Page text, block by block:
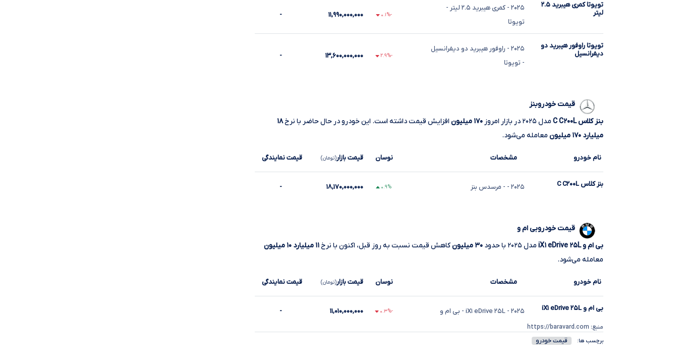
تویوتا کمری هیبرید ۲.۵
لیتر
۲۰۲۵ - کمری هیبرید ۲.۵ لیتر
-
تویوتا
-۰.۱% ۱۱,۹۹۰,۰۰۰,۰۰۰ -
تویوتا راوفور هیبرید دو
دیفرانسیل
۲۰۲۵ - راوفور هیبرید دو دیفرانسیل
- تویوتا
-۲.۹% ۱۳,۶۰۰,۰۰۰,۰۰۰ -
قیمت خودروبنز
بنز کلاس C C۲۰۰L
مدل ۲۰۲۵ در بازار امروز ۱۷۰ میلیون افزایش قیمت داشته است. این خودرو در حال حاضر با نرخ۱۸
میلیارد ۱۷۰ میلیون
معامله می‌شود.
نام خودرو مشخصات نوسان قیمت بازار(تومان) قیمت نمایندگی
بنز کلاس C C۲۰۰L ۲۰۲۵ - - مرسدس بنز ۰.۹% ۱۸,۱۷۰,۰۰۰,۰۰۰ -
قیمت خودروبی ام و
بی ام و iX۱ eDrive ۲۵L
مدل ۲۰۲۵ با حدود ۳۰ میلیون کاهش قیمت نسبت به روز قبل، اکنون با نرخ۱۱ میلیارد ۱۰ میلیون
معامله می‌شود.
نام خودرو مشخصات نوسان قیمت بازار(تومان) قیمت نمایندگی
بی ام و iX۱ eDrive ۲۵L ۲۰۲۵ - iX۱ eDrive ۲۵L - بی ام و -۰.۳% ۱۱,۰۱۰,۰۰۰,۰۰۰ -
منبع: https://baravard.com
برچسب ها: قیمت خودرو